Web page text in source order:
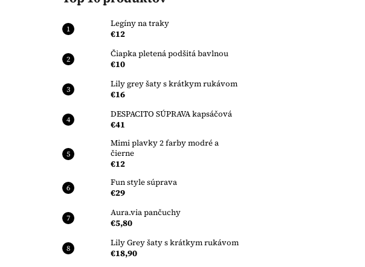
Legíny na traky
€12
Čiapka pletená podšitá bavlnou
€10
Lily grey šaty s krátkym rukávom
€16
DESPACITO SÚPRAVA kapsáčová
€41
Mimi plavky 2 farby modré a
čierne
€12
Fun style súprava
€29
Aura.via pančuchy
€5,80
Lily Grey šaty s krátkym rukávom
€18,90